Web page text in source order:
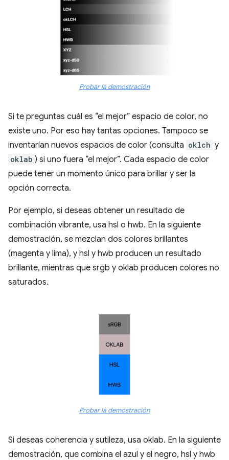
Probar la demostración
Si te preguntas cuál es “el mejor” espacio de color, no
existe uno. Por eso hay tantas opciones. Tampoco se
inventarían nuevos espacios de color (consulta oklch y
oklab ) si uno fuera “el mejor”. Cada espacio de color
puede tener un momento único para brillar y ser la
opción correcta.
Por ejemplo, si deseas obtener un resultado de
combinación vibrante, usa hsl o hwb. En la siguiente
demostración, se mezclan dos colores brillantes
(magenta y lima), y hsl y hwb producen un resultado
brillante, mientras que srgb y oklab producen colores no
saturados.
Probar la demostración
Si deseas coherencia y sutileza, usa oklab. En la siguiente
demostración, que combina el azul y el negro, hsl y hwb